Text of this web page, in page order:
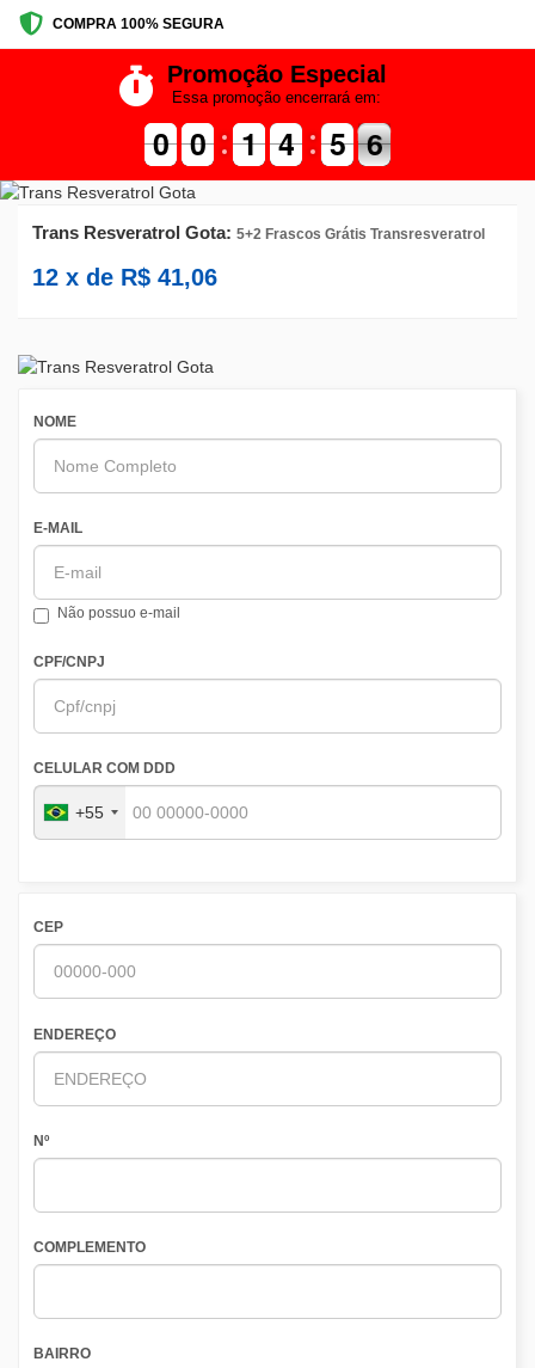
COMPRA 100% SEGURA
Promoção Especial
Essa promoção encerrará em:
9
9
0
0 9
9
0
0 1
1
1
1 5
4
4 0
5
5 6
6
5
Trans Resveratrol Gota: 5+2 Frascos Grátis Transresveratrol
12 x de R$ 41,06
NOME
E-MAIL
Não possuo e-mail
CPF/CNPJ
CELULAR COM DDD
+55
CEP
ENDEREÇO
Nº
COMPLEMENTO
BAIRRO